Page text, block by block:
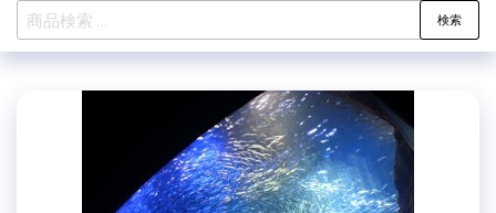
プ
検
索
検索